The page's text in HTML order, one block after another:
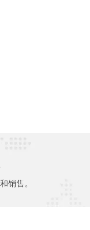
销售。